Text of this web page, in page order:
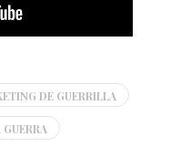
DE GUERRILLA